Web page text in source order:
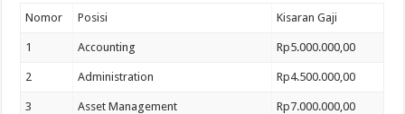
Nomor
Posisi Kisaran Gaji
1 Accounting Rp5.000.000,00
2 Administration Rp4.500.000,00
3 Asset Management Rp7.000.000,00